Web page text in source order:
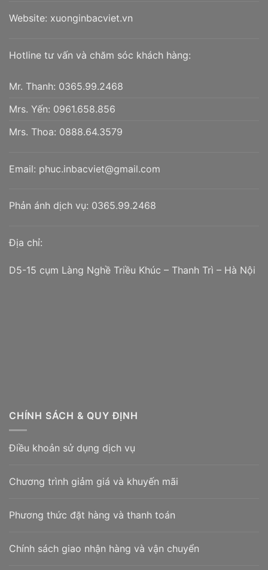
Website: xuonginbacviet.vn
Hotline tư vấn và chăm sóc khách hàng:
Mr. Thanh: 0365.99.2468
Mrs. Yến: 0961.658.856
Mrs. Thoa: 0888.64.3579
Email: phuc.inbacviet@gmail.com
Phản ánh dịch vụ: 0365.99.2468
Địa chỉ:
D5-15 cụm Làng Nghề Triều Khúc – Thanh Trì – Hà Nội
CHÍNH SÁCH & QUY ĐỊNH
Điều khoản sử dụng dịch vụ
Chương trình giảm giá và khuyến mãi
Phương thức đặt hàng và thanh toán
Chính sách giao nhận hàng và vận chuyển